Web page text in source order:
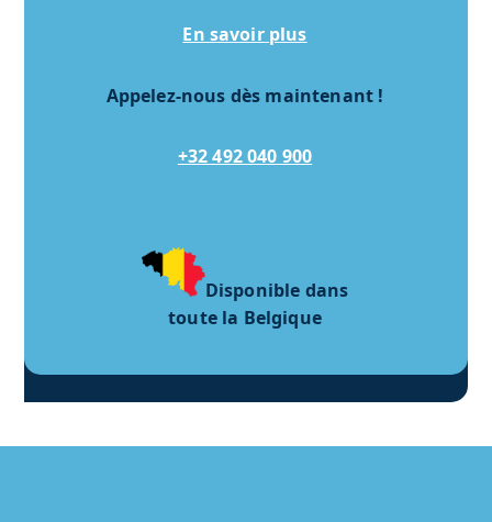
En savoir plus
Appelez-nous dès maintenant !
+32 492 040 900
Disponible dans
toute la Belgique